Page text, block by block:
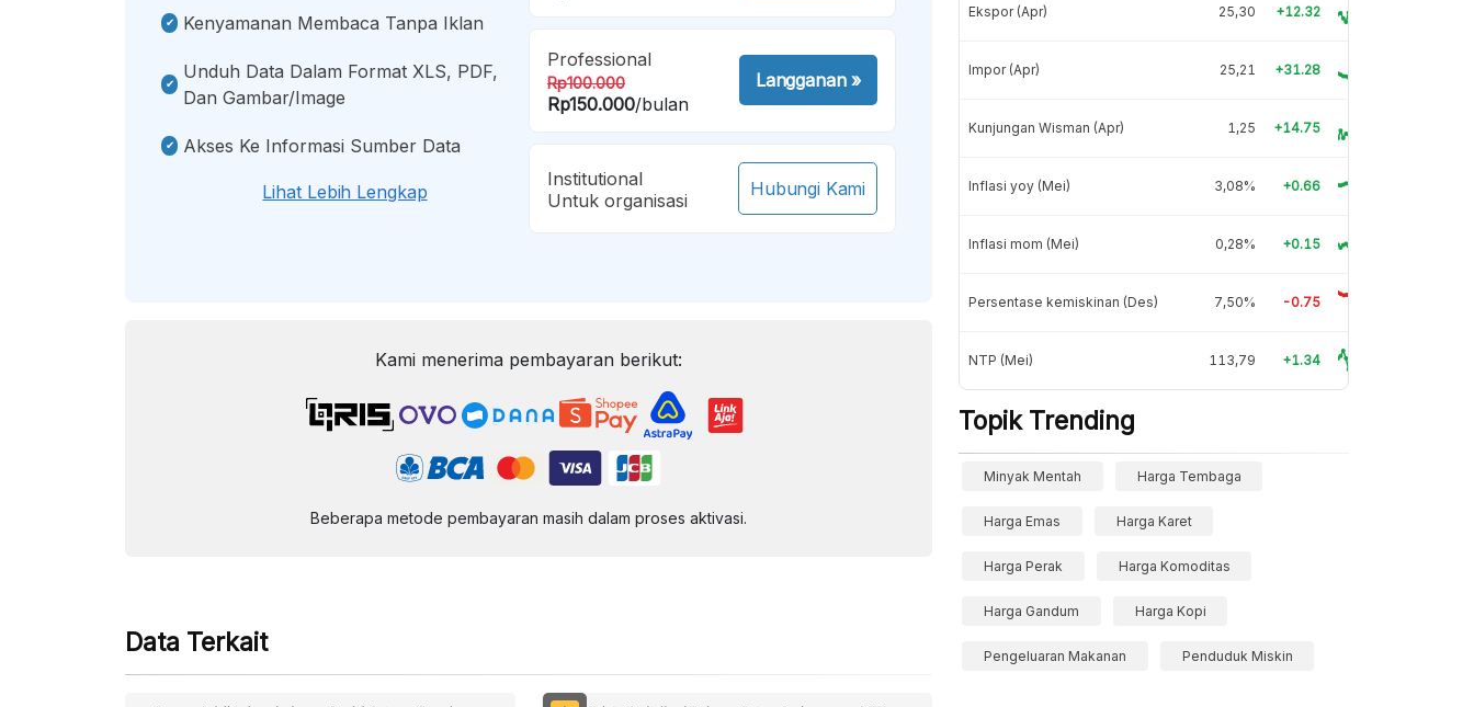
Kenyamanan Membaca Tanpa Iklan
Unduh Data Dalam Format XLS, PDF,
Dan Gambar/image
Akses Ke Informasi Sumber Data
Lihat Lebih Lengkap
Professional
Rp100.000
Rp150.000/bulan
Langganan»
Institutional
Untuk organisasi
Hubungi Kami
Kami menerima pembayaran berikut:
Beberapa metode pembayaran masih dalam proses aktivasi.
Data Terkait
Ekspor (Apr) 25,30 +12.32
Impor (Apr) 25,21 +31.28
Kunjungan Wisman (Apr) 1,25 +14.75
Inflasi yoy (Mei) 3,08% +0.66
Inflasi mom (Mei) 0,28% +0.15
Persentase kemiskinan (Des) 7,50% -0.75
NTP (Mei) 113,79 +1.34
Topik Trending
Minyak Mentah Harga Tembaga
Harga Emas Harga Karet
Harga Perak Harga Komoditas
Harga Gandum Harga Kopi
Pengeluaran Makanan Penduduk Miskin